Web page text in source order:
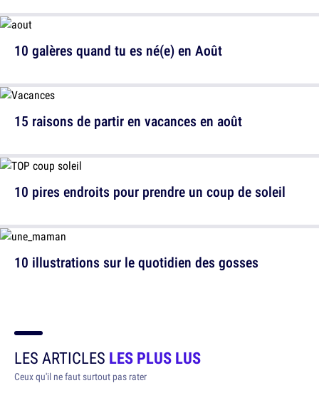
10 galères quand tu es né(e) en Août
10 pires endroits pour prendre un coup de soleil
15 raisons de partir en vacances en août
10 illustrations sur le quotidien des gosses
LES ARTICLES LES PLUS LUS
Ceux qu'il ne faut surtout pas rater